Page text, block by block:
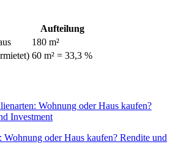
Aufteilung
180 m²
60 m² = 33,3 %
Wohnung oder Haus kaufen? Rendite und